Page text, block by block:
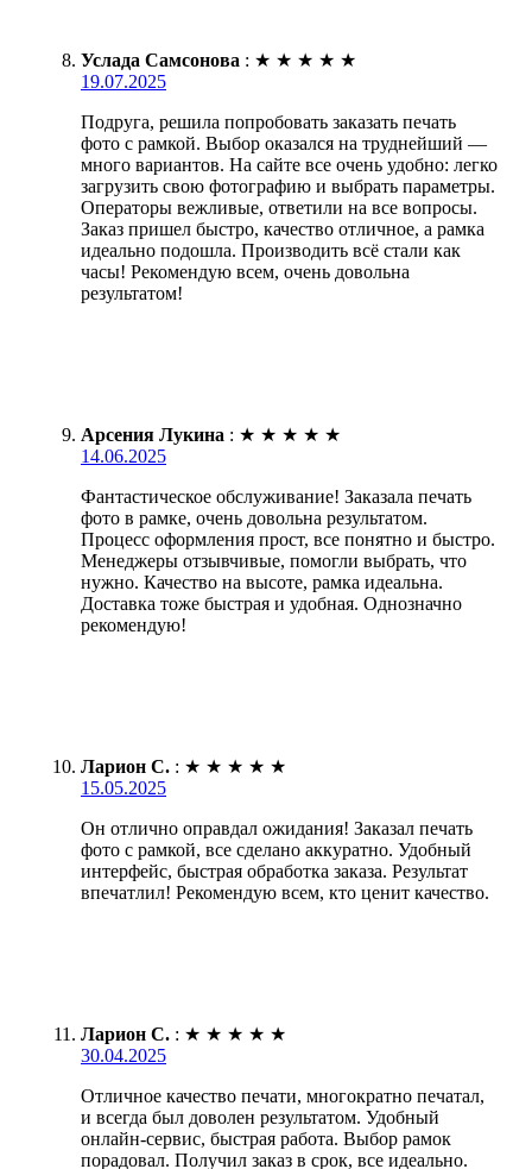
Услада Самсонова : ★ ★ ★ ★ ★
19.07.2025
Подруга, решила попробовать заказать печать
фото с рамкой. Выбор оказался на труднейший —
много вариантов. На сайте все очень удобно: легко
загрузить свою фотографию и выбрать параметры.
Операторы вежливые, ответили на все вопросы.
Заказ пришел быстро, качество отличное, а рамка
идеально подошла. Производить всё стали как
часы! Рекомендую всем, очень довольна
результатом!
Арсения Лукина : ★ ★ ★ ★ ★
14.06.2025
Фантастическое обслуживание! Заказала печать
фото в рамке, очень довольна результатом.
Процесс оформления прост, все понятно и быстро.
Менеджеры отзывчивые, помогли выбрать, что
нужно. Качество на высоте, рамка идеальна.
Доставка тоже быстрая и удобная. Однозначно
рекомендую!
Ларион С. : ★ ★ ★ ★ ★
15.05.2025
Он отлично оправдал ожидания! Заказал печать
фото с рамкой, все сделано аккуратно. Удобный
интерфейс, быстрая обработка заказа. Результат
впечатлил! Рекомендую всем, кто ценит качество.
Ларион С. : ★ ★ ★ ★ ★
30.04.2025
Отличное качество печати, многократно печатал,
и всегда был доволен результатом. Удобный
онлайн-сервис, быстрая работа. Выбор рамок
порадовал. Получил заказ в срок, все идеально.